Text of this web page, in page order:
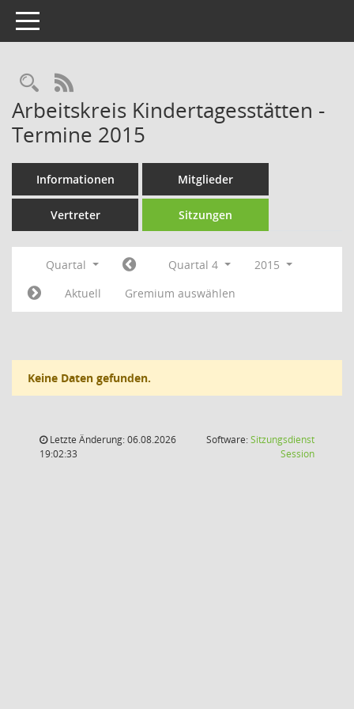
Toggle navigation
Rechercheauswahl
RSS-Feed
Arbeitskreis Kindertagesstätten -
Termine 2015
Informationen Mitglieder
Vertreter Sitzungen
Quartal Quartal 4
2015
Aktuell
Gremium auswählen
Keine Daten gefunden.
Letzte Änderung: 06.08.2026
19:02:33
Software:Sitzungsdienst
Session(Wird in